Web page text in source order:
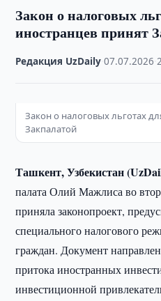
​​​​​​​Закон о налоговых
иностранцев принят
Редакция UzDaily ·07.07.2026 ·
Закон о налоговых льготах
Закпалатой
Ташкент, Узбекистан
палата Олий Мажлиса во
приняла законопроект,
специального налогового
граждан. Документ
притока иностранных
инвестиционной